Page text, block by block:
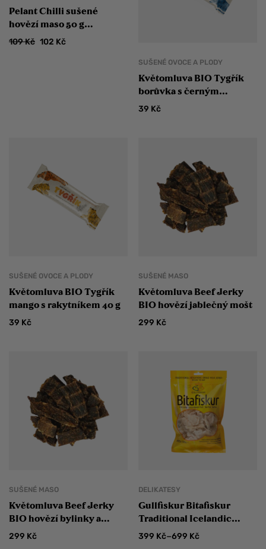
Pelant Chilli sušené
hovězí maso 50 g
ZLEVNĚNO
109Kč 102 Kč
SUŠENÉ OVOCE A PLODY
Květomluva BIO Tygřík
borůvka s černým
rybízem
39 Kč
SUŠENÉ OVOCE A PLODY
Květomluva BIO Tygřík
mango s rakytníkem 40 g
39 Kč
SUŠENÉ MASO
Květomluva Beef Jerky
BIO hovězí jablečný mošt
299 Kč
SUŠENÉ MASO
Květomluva Beef Jerky
BIO hovězí bylinky a
zelenina
299 Kč
DELIKATESY
Gullfiskur Bitafiskur
Traditional Icelandic
Dried Fish Jerky
399 Kč–699 Kč